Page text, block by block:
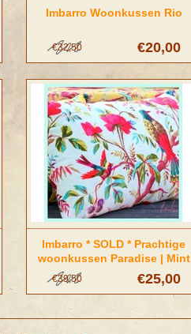
Imbarro Woonkussen Rio
€20,00
€32,50
Imbarro * SOLD * Prachtige
woonkussen Paradise | Mint
€25,00
€39,50